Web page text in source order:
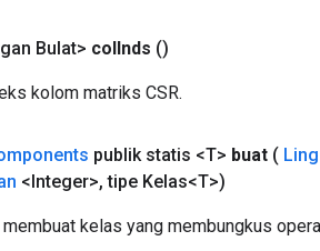
Bulat> colInds ()
kolom matriks CSR.
publik statis <T> buat (
<Integer>, tipe Kelas<T>)
kelas yang membungkus